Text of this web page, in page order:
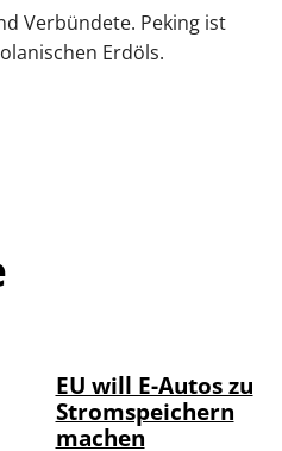
Verbündete. Peking ist
Erdöls.
EU will E-Autos zu
Stromspeichern
machen